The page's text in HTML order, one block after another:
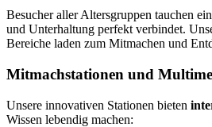
Besucher aller Altersgruppen tauchen
und Unterhaltung perfekt verbindet.
Bereiche laden zum Mitmachen und
Mitmachstationen und
Unsere innovativen Stationen bieten
Wissen lebendig machen: